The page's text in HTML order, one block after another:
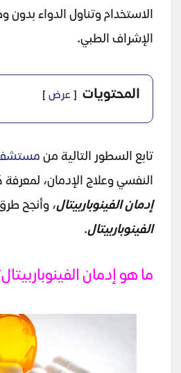
الاستخدام وتناول الدواء
الإشراف الطبي.
المحتويات عرض
تابع السطور التالية من
النفسي وعلاج الإدمان،
إدمان الفينوباربيتال، وأنجح
الفينوباربيتال.
ما هو إدمان